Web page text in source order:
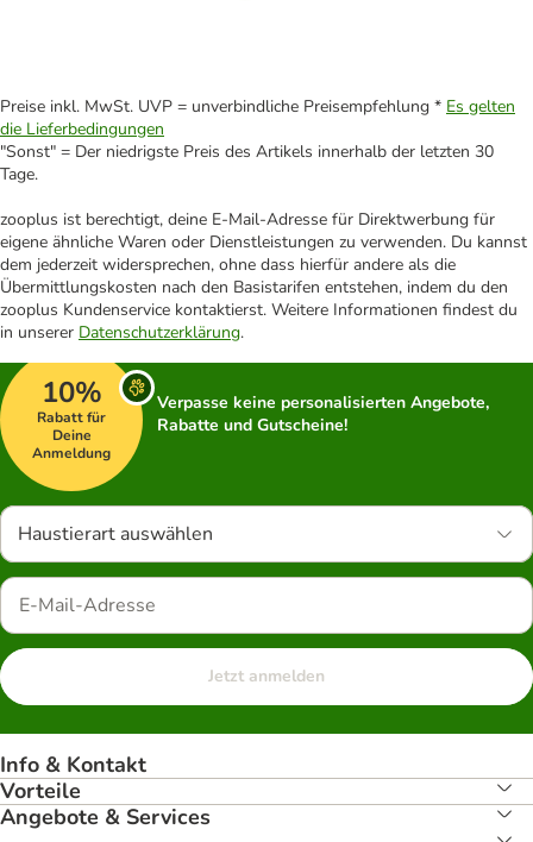
Preise inkl. MwSt. UVP = unverbindliche Preisempfehlung * Es gelten
die Lieferbedingungen
"Sonst" = Der niedrigste Preis des Artikels innerhalb der letzten 30
Tage.
zooplus ist berechtigt, deine E-Mail-Adresse für Direktwerbung für
eigene ähnliche Waren oder Dienstleistungen zu verwenden. Du kannst
dem jederzeit widersprechen, ohne dass hierfür andere als die
Übermittlungskosten nach den Basistarifen entstehen, indem du den
zooplus Kundenservice kontaktierst. Weitere Informationen findest du
in unserer Datenschutzerklärung.
10%
Rabatt für
Deine
Anmeldung
Verpasse keine personalisierten Angebote,
Rabatte und Gutscheine!
Haustierart auswählen
Jetzt anmelden
Info & Kontakt
Vorteile
Angebote & Services